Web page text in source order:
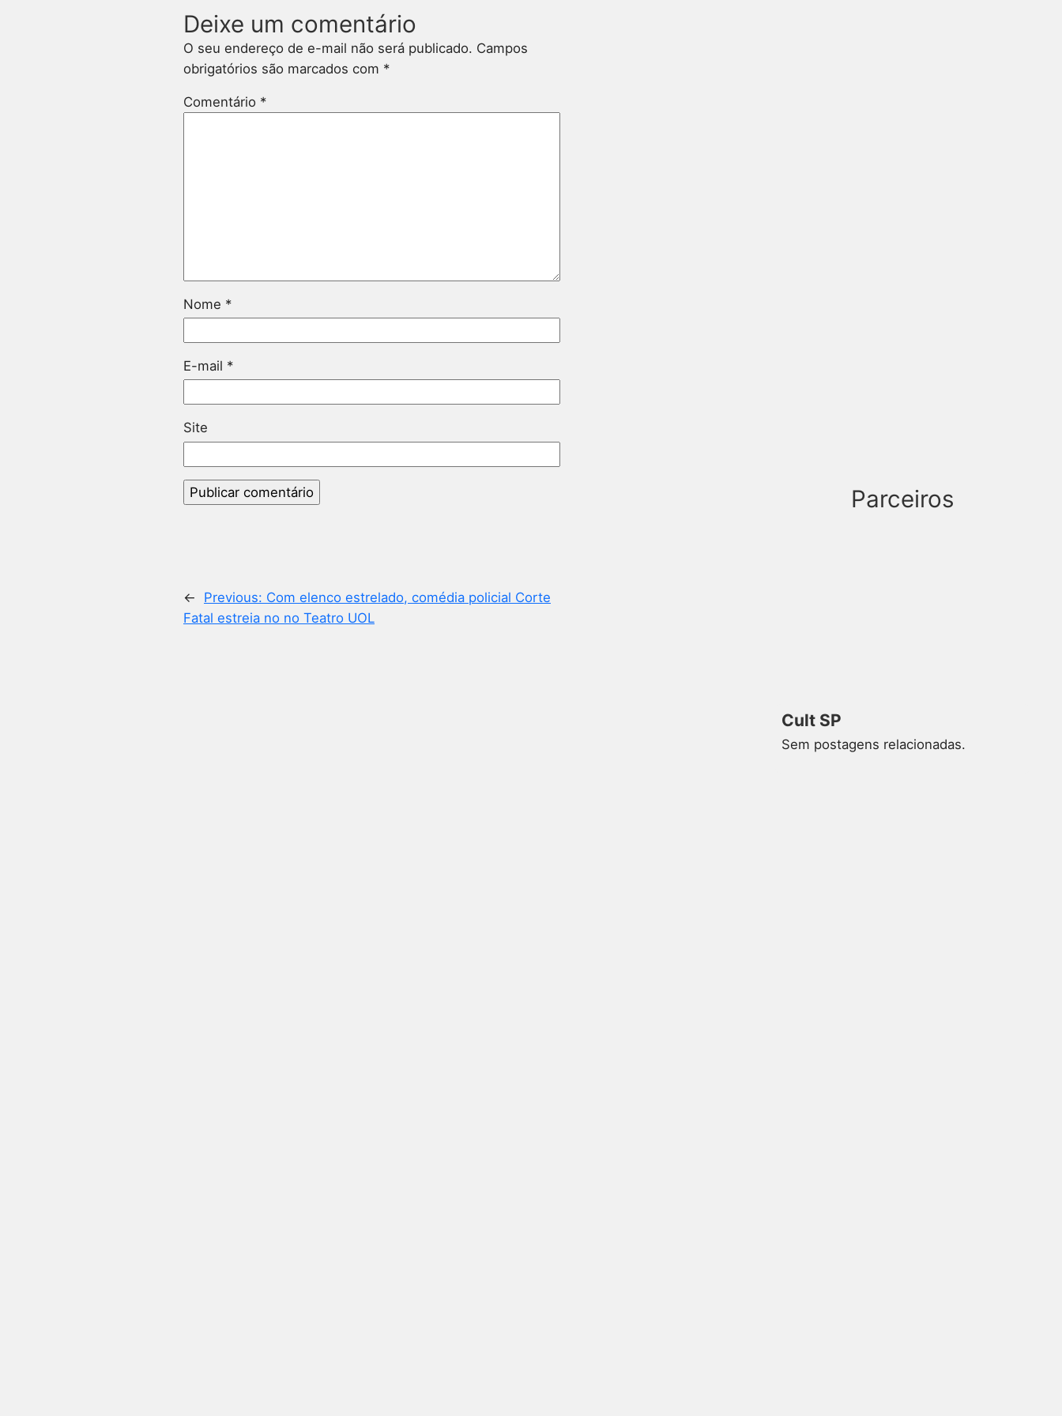
Deixe um comentário
O seu endereço de e-mail não será publicado. Campos
obrigatórios são marcados com *
Comentário *
Nome *
E-mail *
Site
← Previous: Com elenco estrelado, comédia policial Corte
Fatal estreia no no Teatro UOL
Parceiros
Cult SP
Sem postagens relacionadas.